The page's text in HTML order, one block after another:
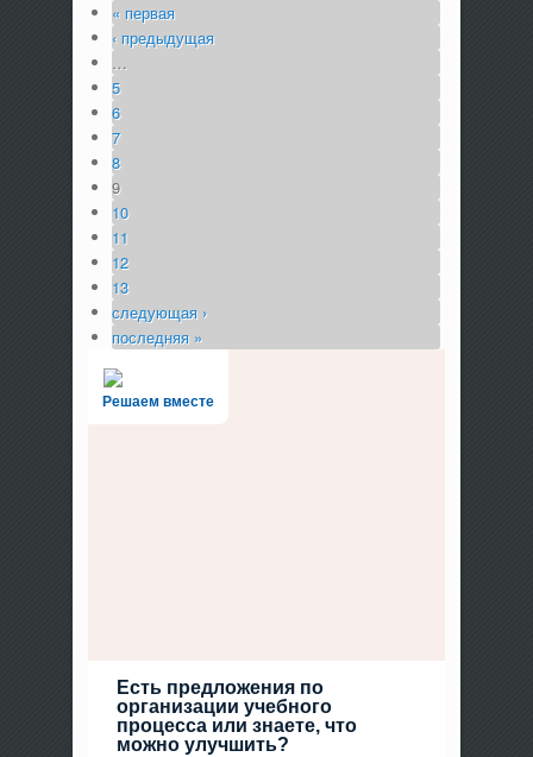
« первая
‹ предыдущая
…
5
6
7
8
9
10
11
12
13
следующая ›
последняя »
Решаем вместе
Есть предложения по
организации учебного
процесса или знаете, что
можно улучшить?